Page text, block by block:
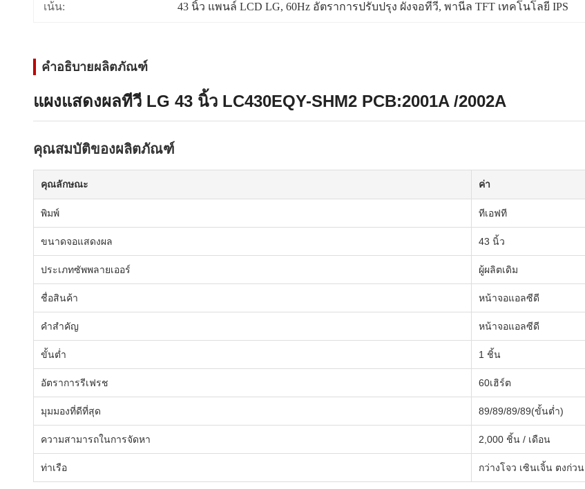
เน้น: 43 นิ้ว แพนล์ LCD LG, 60Hz อัตราการปรับปรุง ผังจอทีวี, พานีล TFT เทคโนโลยี IPS
คำอธิบายผลิตภัณฑ์
แผงแสดงผลทีวี LG 43 นิ้ว LC430EQY-SHM2 PCB:2001A /2002A
คุณสมบัติของผลิตภัณฑ์
คุณลักษณะ ค่า
พิมพ์ ทีเอฟที
ขนาดจอแสดงผล 43 นิ้ว
ประเภทซัพพลายเออร์ ผู้ผลิตเดิม
ชื่อสินค้า หน้าจอแอลซีดี
คำสำคัญ หน้าจอแอลซีดี
ขั้นต่ำ 1 ชิ้น
อัตราการรีเฟรช 60เฮิร์ต
มุมมองที่ดีที่สุด 89/89/89/89(ขั้นต่ำ)
ความสามารถในการจัดหา 2,000 ชิ้น / เดือน
ท่าเรือ กว่างโจว เซินเจิ้น ตงก่วน